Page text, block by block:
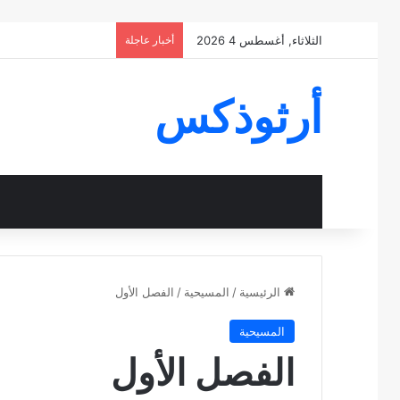
الثلاثاء, أغسطس 4 2026 أخبار عاجلة
أرثوذكس
الرئيسية / المسيحية / الفصل الأول
المسيحية
الفصل الأول